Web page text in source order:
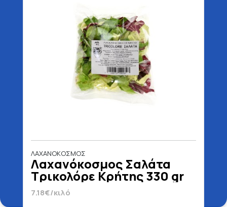
ΛΑΧΑΝΟΚΟΣΜΟΣ
Λαχανόκοσμος Σαλάτα
Τρικολόρε Κρήτης 330 gr
7.18€/κιλό